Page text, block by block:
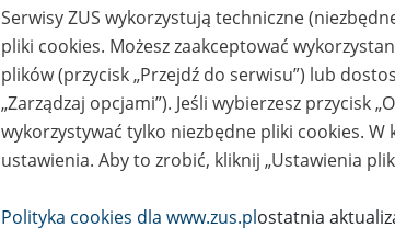
możesz
masz
masz
Jeśli jesteś
możesz
ZUS,
Serwisy ZUS wykorzystują techniczne
pliki cookies. Możesz zaakceptować
plików (przycisk „Przejdź do serwisu”) lub
„Zarządzaj opcjami”). Jeśli wybierzesz przycisk
wykorzystywać tylko niezbędne pliki cookies. W
ustawienia. Aby to zrobić, kliknij „Ustawienia
Polityka cookies dla www.zus.plostatnia